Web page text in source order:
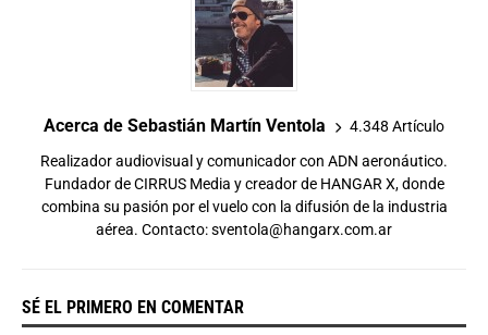
Acerca de Sebastián Martín Ventola 4.348 Artículo
Realizador audiovisual y comunicador con ADN aeronáutico.
Fundador de CIRRUS Media y creador de HANGAR X, donde
combina su pasión por el vuelo con la difusión de la industria
aérea. Contacto:sventola@hangarx.com.ar
SÉ EL PRIMERO EN COMENTAR